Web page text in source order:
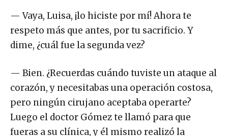
— Vaya, Luisa, ¡lo hiciste por mí! Ahora te
respeto más que antes, por tu sacrificio. Y
dime, ¿cuál fue la segunda vez?
— Bien. ¿Recuerdas cuándo tuviste un ataque al
corazón, y necesitabas una operación costosa,
pero ningún cirujano aceptaba operarte?
Luego el doctor Gómez te llamó para que
fueras a su clínica, y él mismo realizó la